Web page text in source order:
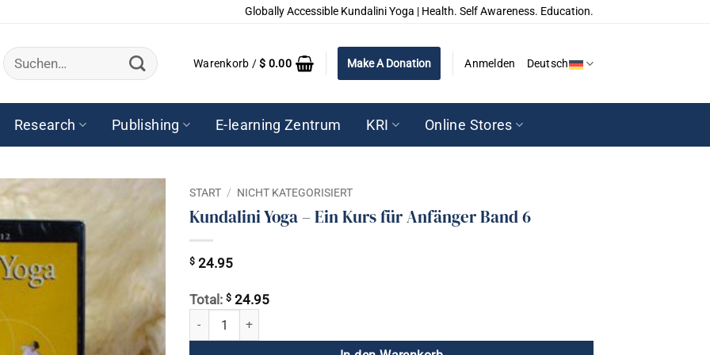
Globally Accessible Kundalini Yoga | Health. Self Awareness. Education.
Suchen
nach:
Warenkorb /$ 0.00 Make A Donation Anmelden Deutsch
Research Publishing E-learning Zentrum KRI Online Stores
START / NICHT KATEGORISIERT
Kundalini Yoga – Ein Kurs für Anfänger Band 6
$ 24.95
Total: $ 24.95
Kundalini Yoga - Ein Kurs für Anfänger Band 6 Menge